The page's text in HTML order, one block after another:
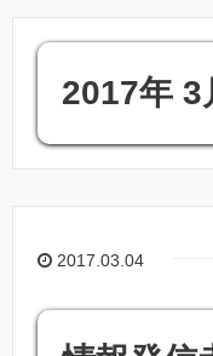
2017年 3
2017.03.04